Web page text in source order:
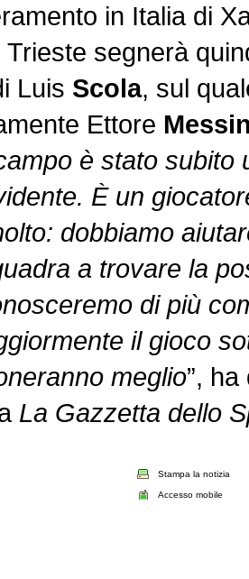
in Italia di
segnerà
Luis Scola, sul
Ettore
è stato subito
È un
dobbiamo
a trovare la
di più
il gioco
meglio”,
La Gazzetta dello
Stampa la notizia
Accesso mobile